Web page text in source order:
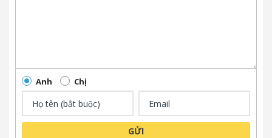
Anh Chị
GỬI